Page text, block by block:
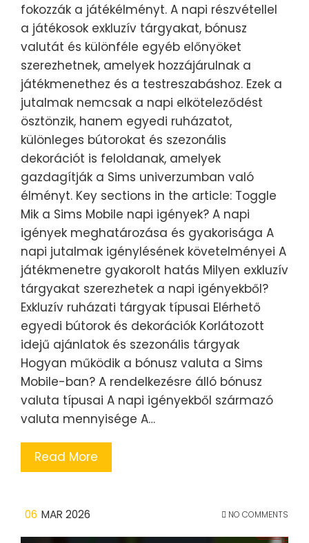
fokozzák a játékélményt. A napi részvétellel
a játékosok exkluzív tárgyakat, bónusz
valutát és különféle egyéb előnyöket
szerezhetnek, amelyek hozzájárulnak a
játékmenethez és a testreszabáshoz. Ezek a
jutalmak nemcsak a napi elköteleződést
ösztönzik, hanem egyedi ruházatot,
különleges bútorokat és szezonális
dekorációt is feloldanak, amelyek
gazdagítják a Sims univerzumban való
élményt. Key sections in the article: Toggle
Mik a Sims Mobile napi igények? A napi
igények meghatározása és gyakorisága A
napi jutalmak igénylésének követelményei A
játékmenetre gyakorolt hatás Milyen exkluzív
tárgyakat szerezhetek a napi igényekből?
Exkluzív ruházati tárgyak típusai Elérhető
egyedi bútorok és dekorációk Korlátozott
idejű ajánlatok és szezonális tárgyak
Hogyan működik a bónusz valuta a Sims
Mobile-ban? A rendelkezésre álló bónusz
valuta típusai A napi igényekből származó
valuta mennyisége A…
Read More
06 MAR 2026 NO COMMENTS